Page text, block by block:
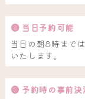
❷ 当日予約可能
当日の朝8時まで
いたします。
❸ 予約時の事前決